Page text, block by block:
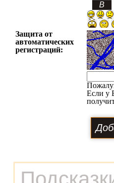
Защита от
автоматических
регистраций:
Если у